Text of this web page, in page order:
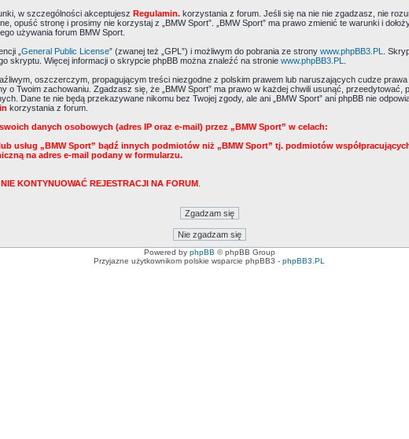
w szczególności akceptujesz Regulamin.korzystania z forum. Jeśli się na nie nie zgadzasz, nie
opuść stronę i prosimy nie korzystaj z „BMW Sport”. „BMW Sport” ma prawo zmienić te warunki i
używania forum BMW Sport.
„ General Public License” (zwanej też „GPL”) i możliwym do pobrania ze strony www.phpBB3.PL
.
skryptu. Więcej informacji o skrypcie phpBB można znaleźć na stronie www.phpBB3.PL
oszczerczym, propagującym treści niezgodne z polskim prawem lub naruszających cudze
o Twoim zachowaniu. Zgadzasz się, że „BMW Sport” ma prawo w każdej chwili usunąć,
Dane te nie będą przekazywane nikomu bez Twojej zgody, ale ani „BMW Sport” ani phpBB nie
korzystania z forum.
danych osobowych (adres IP oraz e-mail) przez „BMW Sport” w celach:
usług „BMW Sport” bądź innych podmiotów niż „BMW Sport” tj. podmiotów
na adres e-mail podany w formularzu.
KONTYNUOWAĆ REJESTRACJI NA FORUM.
Powered by phpBB © phpBB Group
Przyjazne użytkownikom polskie wsparcie phpBB3 - phpBB3.PL